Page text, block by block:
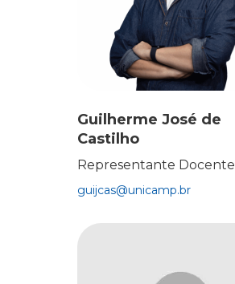
Guilherme José de
Castilho
Representante Docente
guijcas@unicamp.br